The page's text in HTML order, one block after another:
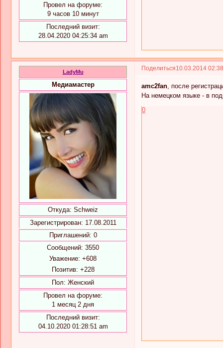
Провел на форуме:
9 часов 10 минут
Последний визит:
28.04.2020 04:25:34 am
Поделиться10.03.2014
LadyMu
Медиамастер
Откуда: Schweiz
Зарегистрирован: 17.08.2011
Приглашений: 0
Сообщений: 3550
Уважение: +608
Позитив: +228
Пол: Женский
Провел на форуме:
1 месяц 2 дня
Последний визит:
04.10.2020 01:28:51 am
amc2fan , после
На немецком языке - в
0